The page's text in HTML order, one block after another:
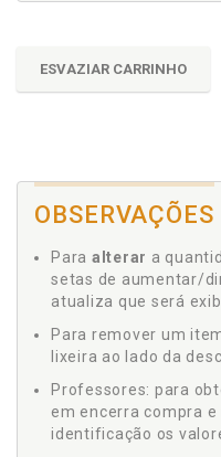
ESVAZIAR CARRINHO
OBSERVAÇÕES
Para alterar a
setas de aumentar/
atualiza que será
Para remover um
lixeira ao lado da
Professores: para
em encerra compra
identificação os